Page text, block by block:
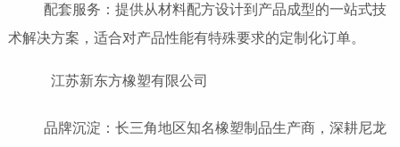
配套服务：提供从材料配方设计到产品成型的一站式技
术解决方案，适合对产品性能有特殊要求的定制化订单。
江苏新东方橡塑有限公司
品牌沉淀：长三角地区知名橡塑制品生产商，深耕尼龙